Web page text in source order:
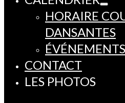
HORAIRE
DANSANTES
CONTACT
LES PHOTOS